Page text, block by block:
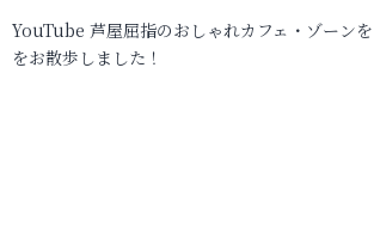
YouTube 芦屋屈指のおしゃれカフェ・ゾーン
をお散歩しました！